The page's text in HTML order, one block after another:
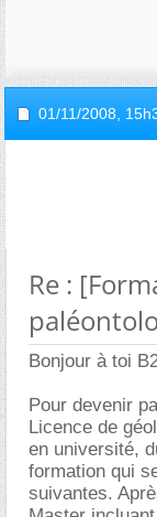
01/11/2008,
Re :
Bonjour à toi
Pour devenir
Licence de
en université,
formation qui
suivantes.